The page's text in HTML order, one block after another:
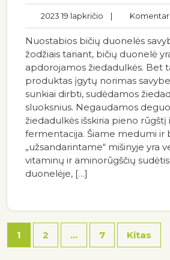
2023 19 lapkričio |
Nuostabios bičių duonelės
žodžiais tariant, bičių duonelė
apdorojamos žiedadulkės. Bet
produktas įgytų norimas
sunkiai dirbti, sudėdamos
sluoksnius. Negaudamos
žiedadulkės išskiria pieno rūgštį
fermentacija. Šiame medumi ir
„užsandarintame“ mišinyje yra
vitaminų ir aminorūgščių
duonelėje, […]
1 2 … 7 Kitas